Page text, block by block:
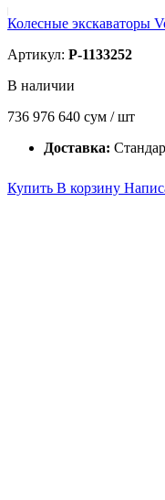
Колесные экскаваторы
Артикул: P-1133252
В наличии
736 976 640 сум / шт
Доставка:
Купить В корзину